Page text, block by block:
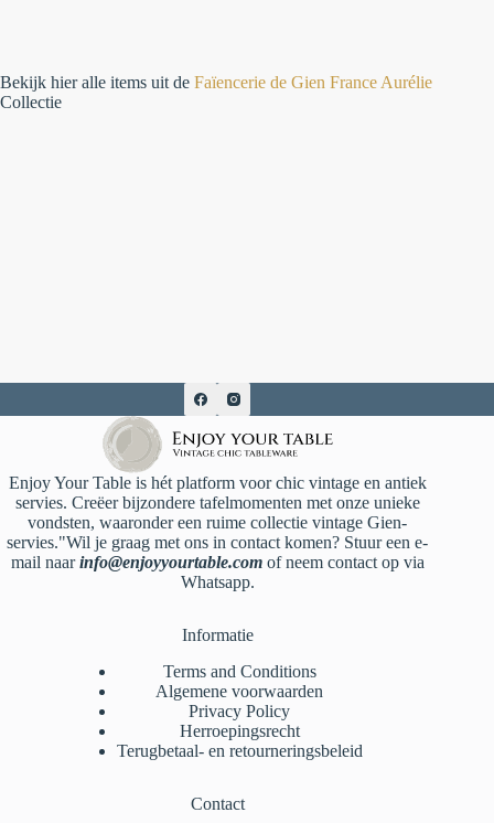
Bekijk hier alle items uit de Faïencerie de Gien France Aurélie
Collectie
Enjoy Your Table is hét platform voor chic vintage en antiek
servies. Creëer bijzondere tafelmomenten met onze unieke
vondsten, waaronder een ruime collectie vintage Gien-
servies."Wil je graag met ons in contact komen? Stuur een e-
mail naarinfo@enjoyyourtable.comof neem contact op via
Whatsapp.
Informatie
Terms and Conditions
Algemene voorwaarden
Privacy Policy
Herroepingsrecht
Terugbetaal- en retourneringsbeleid
Contact